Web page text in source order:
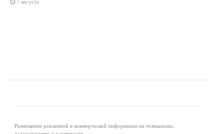
7 августа
Размещение рекламной и коммерческой информации на телеканалах,